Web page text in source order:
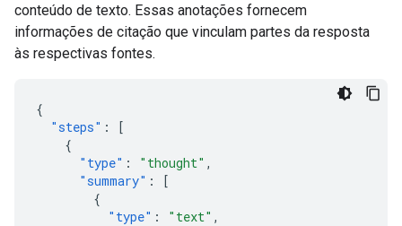
conteúdo de texto. Essas anotações fornecem
informações de citação que vinculam partes da resposta
às respectivas fontes.
{
"steps" :
[
{
"type" : "thought" ,
"summary" :
[
{
"type" : "text" ,